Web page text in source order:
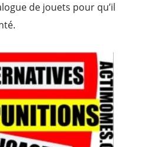
de jouets pour qu’il